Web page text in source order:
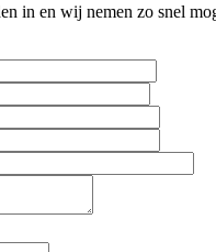
in en wij nemen zo snel